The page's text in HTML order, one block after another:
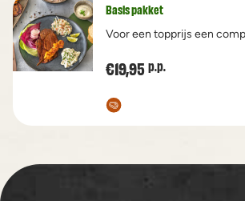
Basis pakket
Voor een topprijs een
€19,95 p.p.